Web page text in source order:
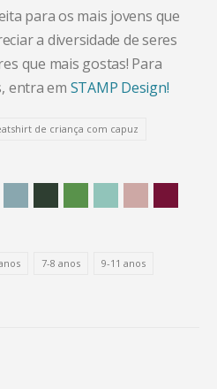
para os mais jovens que
a diversidade de seres
que mais gostas! Para
entra em STAMP Design!
de criança com capuz
7-8 anos 9-11 anos